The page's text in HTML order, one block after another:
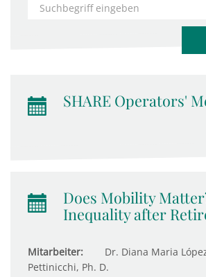
SHARE Operators'
Does Mobility
Inequality after
Mitarbeiter:
Dr. Diana Maria
Pettinicchi, Ph. D.